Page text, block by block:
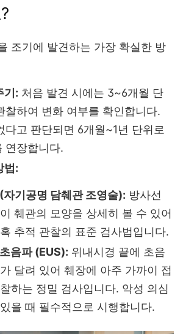
조기에 발견하는 가장 확실한 방
기: 처음 발견 시에는 3~6개월 단
찰하여 변화 여부를 확인합니다.
다고 판단되면 6개월~1년 단위로
연장합니다.
법:
자기공명 담췌관 조영술): 방사선
췌관의 모양을 상세히 볼 수 있어
추적 관찰의 표준 검사법입니다.
음파 (EUS): 위내시경 끝에 초음
달려 있어 췌장에 아주 가까이 접
하는 정밀 검사입니다. 악성 의심
을 때 필수적으로 시행합니다.